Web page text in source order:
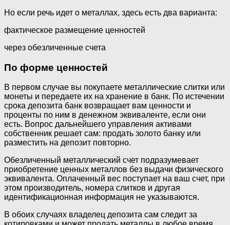
Но если речь идет о металлах, здесь есть два варианта:
фактическое размещение ценностей
через обезличенные счета
По форме ценностей
В первом случае вы покупаете металлические слитки или
монеты и передаете их на хранение в банк. По истечении
срока депозита банк возвращает вам ценности и
проценты по ним в денежном эквиваленте, если они
есть. Вопрос дальнейшего управления активами
собственник решает сам: продать золото банку или
разместить на депозит повторно.
Обезличенный металлический счет подразумевает
приобретение ценных металлов без выдачи физического
эквивалента. Оплаченный вес поступает на ваш счет, при
этом производитель, номера слитков и другая
идентификационная информация не указываются.
В обоих случаях владелец депозита сам следит за